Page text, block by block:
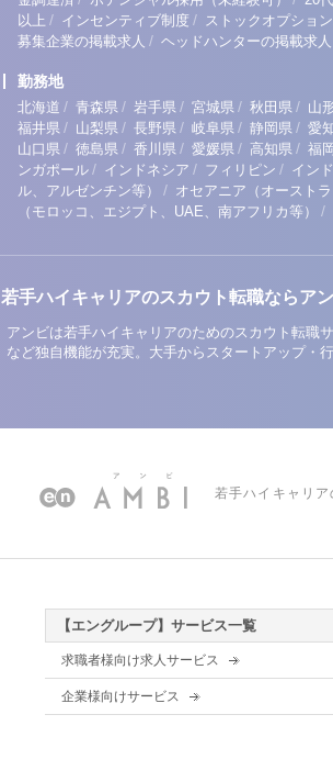
以上 / インセンティブ制度 / ストックオプショ
募集企業の掲載求人 / ヘッドハンターの掲載求人
勤務地
北海道 / 青森県 / 岩手県 / 宮城県 / 秋田県 / 山
福井県 / 山梨県 / 長野県 / 岐阜県 / 静岡県 / 愛
山口県 / 徳島県 / 香川県 / 愛媛県 / 高知県 / 福
ンガポール / インドネシア / フィリピン / インド
ル、アルゼンチン等）
/ オセアニア（オースト
（モロッコ、エジプト、UAE、南アフリカ等）
/
若手ハイキャリアのスカウト転職ならア
アンビは若手ハイキャリアのためのスカウト転職
など独自機能が充実。大手からスタートアップ・
若手ハイキャリ
【エングループ】サービス一覧
求職者様向け求人サービス
企業様向けサービス